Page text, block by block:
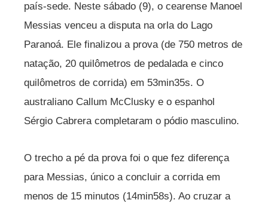
país-sede. Neste sábado (9), o cearense Manoel
Messias venceu a disputa na orla do Lago
Paranoá. Ele finalizou a prova (de 750 metros de
natação, 20 quilômetros de pedalada e cinco
quilômetros de corrida) em 53min35s. O
australiano Callum McClusky e o espanhol
Sérgio Cabrera completaram o pódio masculino.
O trecho a pé da prova foi o que fez diferença
para Messias, único a concluir a corrida em
menos de 15 minutos (14min58s). Ao cruzar a